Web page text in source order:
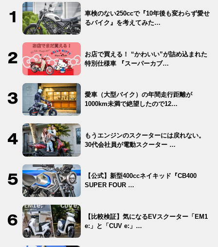
車検のない250ccで『10年後も変わらず愛せ
るバイク』を考えてみた…
お店で買える！ “かわいい”が詰め込まれた
特別仕様車 『スーパーカブ…
愛車（大型バイク）の年間走行距離が
1000km未満で絶望したので12…
もうエンジンのスクーターには戻れない。
30代会社員が電動スクーター …
【公式】新型400ccネイキッド『CB400
SUPER FOUR …
【比較検証】気になるEVスクーター「EM1
e:」と「CUV e:」…